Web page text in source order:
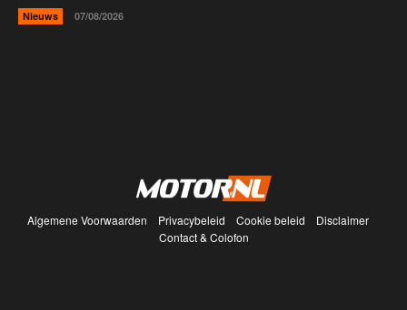
Nieuws 07/08/2026
Algemene Voorwaarden Privacybeleid Cookie beleid
Disclaimer
Contact & Colofon